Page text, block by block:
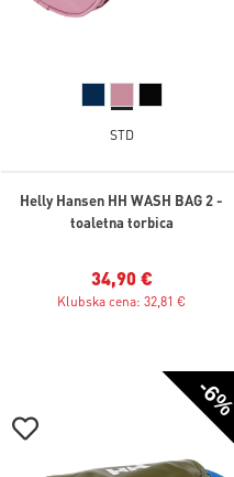
STD
Helly Hansen HH WASH BAG 2 -
toaletna torbica
34,90 €
Klubska cena: 32,81 €
-6%